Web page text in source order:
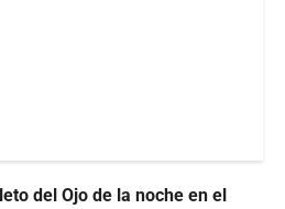
del Ojo de la noche en el